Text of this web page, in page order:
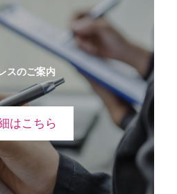
スのご案内
はこちら